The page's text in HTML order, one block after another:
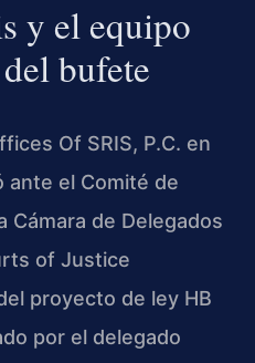
y el equipo
bufete
Of SRIS, P.C. en
ante el Comité de
Cámara de Delegados
of Justice
proyecto de ley HB
por el delegado